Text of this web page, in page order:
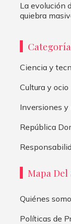
La evolución
quiebra
Ciencia y
Cultura y ocio
Inversiones y
República
Mapa Del
Quiénes
Políticas de